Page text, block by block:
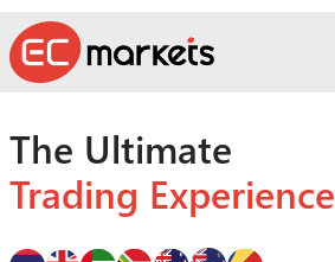
The Ultimate
Trading Experience